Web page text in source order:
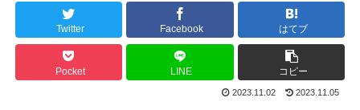
Twitter Facebook はてブ
Pocket LINE コピー
2023.11.02 2023.11.05